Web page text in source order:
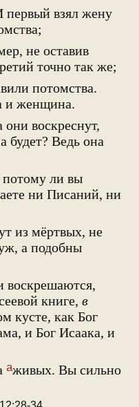
первый взял жену
не оставив
точно так же;
потомства.
и женщина.
они воскреснут,
будет? Ведь она
ли вы
ни Писаний, ни
из мёртвых, не
а подобны
воскрешаются,
книге, в
кусте, как Бог
и Бог Исаака, и
аживых. Вы сильно